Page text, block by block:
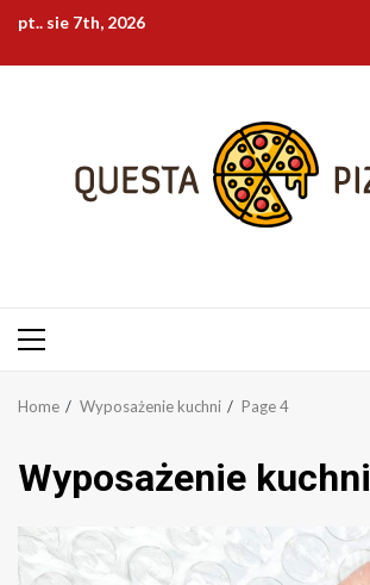
Skip
content
pt.. sie 7th, 2026
Primary
Home Wyposażenie kuchni Page 4
Wyposażenie kuchni